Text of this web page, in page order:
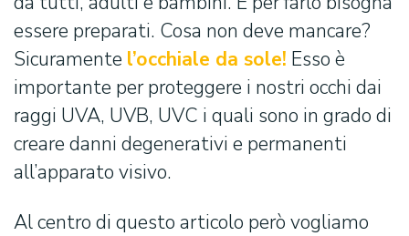
essere preparati. Cosa non deve mancare?
Sicuramente l’occhiale da sole! Esso è
importante per proteggere i nostri occhi dai
raggi UVA, UVB, UVC i quali sono in grado di
creare danni degenerativi e permanenti
all’apparato visivo.
Al centro di questo articolo però vogliamo